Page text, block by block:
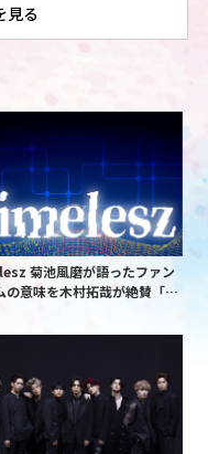
見る
菊池風磨が語ったファン
の意味を木村拓哉が絶賛「考